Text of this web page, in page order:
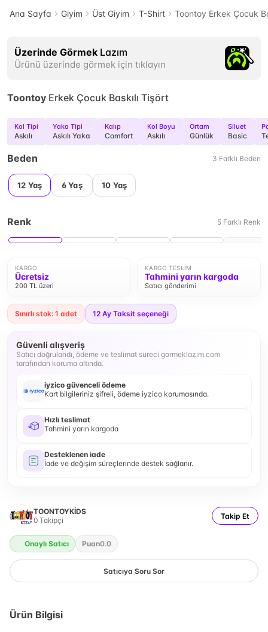
Ana Sayfa Giyim Üst Giyim T-Shirt Toontoy Erkek Çocuk
Üzerinde Görmek Lazım
Ürünü üzerinde görmek için tıklayın
Toontoy Erkek Çocuk Baskılı Tişört
Kol Tipi
Askılı
Yaka Tipi
Askılı Yaka
Kalıp
Comfort
Kol Boyu
Askılı
Ortam
Günlük
Siluet
Basic
Beden 3 Farklı Beden
12 Yaş 6 Yaş 10 Yaş
Renk 5 Farklı Renk
KARGO
Ücretsiz
200 TL üzeri
KARGO TESLIM
Tahmini yarın kargoda
Satıcı gönderimi
Sınırlı stok: 1 adet 12 Ay Taksit seçeneği
Güvenli alışveriş
Satıcı doğrulandı, ödeme ve teslimat süreci gormeklazim.com
tarafından koruma altında.
iyzico güvenceli ödeme
Kart bilgileriniz şifreli, ödeme iyzico korumasında.
Hızlı teslimat
Tahmini yarın kargoda
Desteklenen iade
İade ve değişim süreçlerinde destek sağlanır.
TOONTOYKİDS
0 Takipçi Takip Et
Onaylı Satıcı Puan0.0
Satıcıya Soru Sor
Ürün Bilgisi